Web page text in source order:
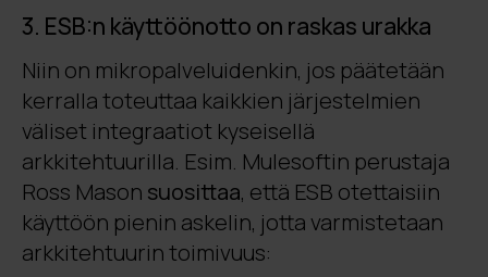
3. ESB:n käyttöönotto on raskas urakka
Niin on mikropalveluidenkin, jos päätetään
kerralla toteuttaa kaikkien järjestelmien
väliset integraatiot kyseisellä
arkkitehtuurilla. Esim. Mulesoftin perustaja
Ross Mason suosittaa, että ESB otettaisiin
käyttöön pienin askelin, jotta varmistetaan
arkkitehtuurin toimivuus: